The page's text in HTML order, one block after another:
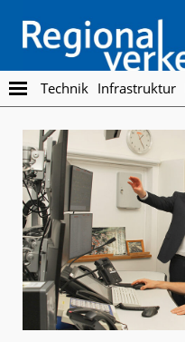
main
content
footer
Regionalverkehr
Die
Fachzeitschrift
den
Öffentlichen
Personennahverkehr
Technik Infrastruktur